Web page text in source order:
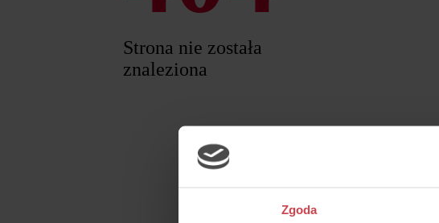
Zgoda
Strona nie została
znaleziona